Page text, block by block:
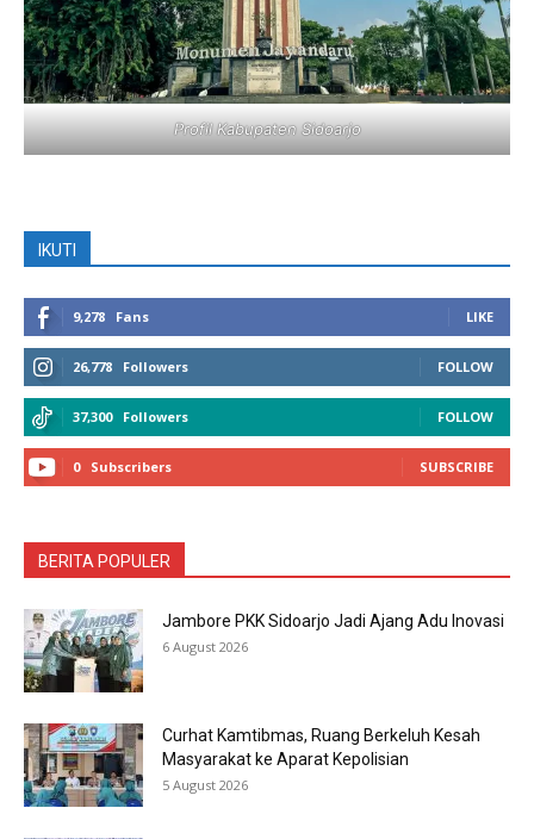
Profil Kabupaten Sidoarjo
IKUTI
9,278 Fans LIKE
26,778 Followers FOLLOW
37,300 Followers FOLLOW
0 Subscribers SUBSCRIBE
BERITA POPULER
Jambore PKK Sidoarjo Jadi Ajang Adu Inovasi
6 August 2026
Curhat Kamtibmas, Ruang Berkeluh Kesah
Masyarakat ke Aparat Kepolisian
5 August 2026